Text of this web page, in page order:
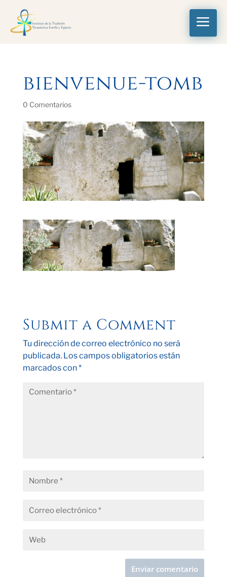
a
bienvenue-tomb
0 Comentarios
Submit a Comment
Tu dirección de correo electrónico no será
publicada. Los campos obligatorios están
marcados con*